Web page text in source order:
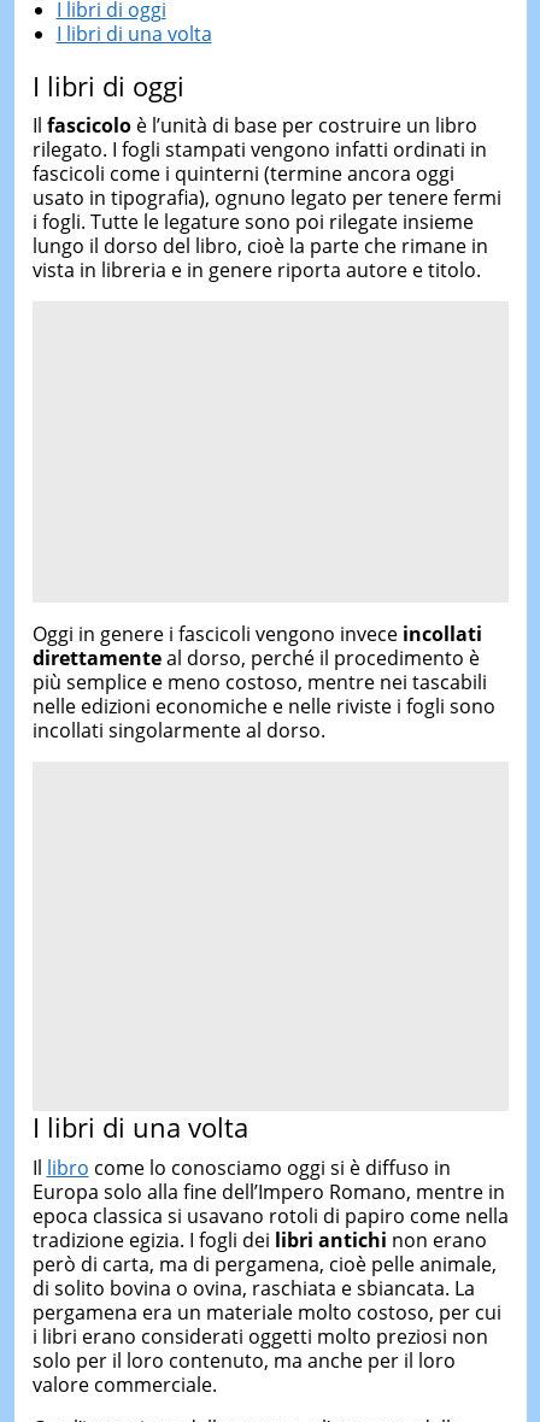
I libri di oggi
I libri di una volta
I libri di oggi
Il fascicoloè l’unità di base per costruire un libro
rilegato. I fogli stampati vengono infatti ordinati in
fascicoli come i quinterni (termine ancora oggi
usato in tipografia), ognuno legato per tenere fermi
i fogli. Tutte le legature sono poi rilegate insieme
lungo il dorso del libro, cioè la parte che rimane in
vista in libreria e in genere riporta autore e titolo.
Oggi in genere i fascicoli vengono invece incollati
direttamenteal dorso, perché il procedimento è
più semplice e meno costoso, mentre nei tascabili
nelle edizioni economiche e nelle riviste i fogli sono
incollati singolarmente al dorso.
I libri di una volta
Il libro come lo conosciamo oggi si è diffuso in
Europa solo alla fine dell’Impero Romano, mentre in
epoca classica si usavano rotoli di papiro come nella
tradizione egizia. I fogli dei libri antichi non erano
però di carta, ma di pergamena, cioè pelle animale,
di solito bovina o ovina, raschiata e sbiancata. La
pergamena era un materiale molto costoso, per cui
i libri erano considerati oggetti molto preziosi non
solo per il loro contenuto, ma anche per il loro
valore commerciale.